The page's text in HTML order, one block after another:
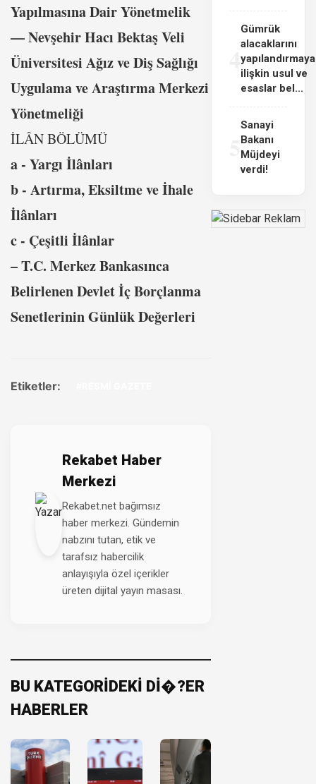
Yapılmasına Dair Yönetmelik
–– Nevşehir Hacı Bektaş Veli
Üniversitesi Ağız ve Diş Sağlığı
Uygulama ve Araştırma Merkezi
Yönetmeliği
İLÂN BÖLÜMÜ
a - Yargı İlânları
b - Artırma, Eksiltme ve İhale
İlânları
c - Çeşitli İlânlar
– T.C. Merkez Bankasınca
Belirlenen Devlet İç Borçlanma
Senetlerinin Günlük Değerleri
Etiketler:
Rekabet Haber
Merkezi
Rekabet.net bağımsız
haber merkezi. Gündemin
nabzını tutan, etik ve
tarafsız habercilik
anlayışıyla özel içerikler
üreten dijital yayın masası.
BU KATEGORİDEKİ Dİ�?ER
HABERLER
4
Gümrük
alacaklarını
yapılandırmaya
ilişkin usul ve
esaslar bel...
Sanayi
Bakanı
Müjdeyi
verdi!